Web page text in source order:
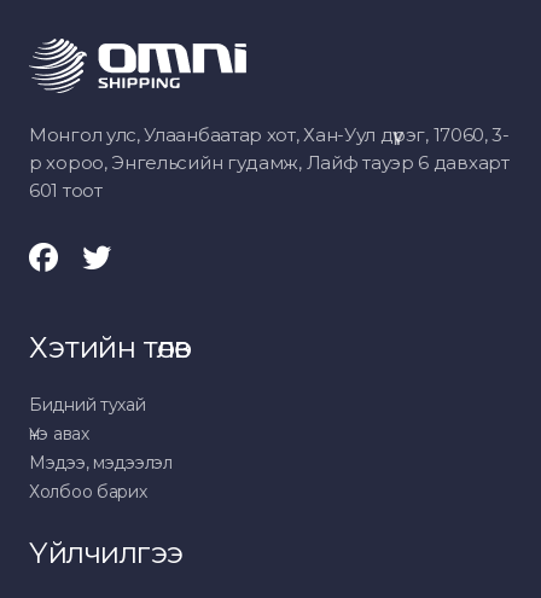
Монгол улс, Улаанбаатар хот, Хан-Уул дүүрэг, 17060, 3-
р хороо, Энгельсийн гудамж, Лайф тауэр 6 давхарт
601 тоот
Хэтийн төлөв
Бидний тухай
Үнэ авах
Мэдээ, мэдээлэл
Холбоо барих
Үйлчилгээ